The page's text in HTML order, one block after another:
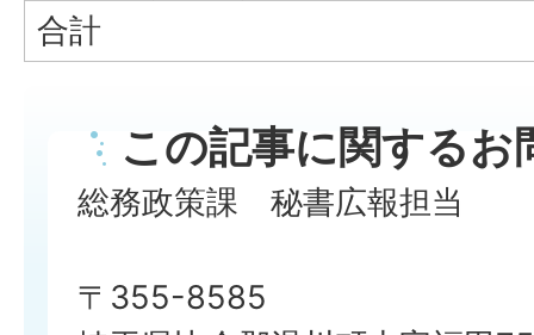
合計
この記事に関するお
総務政策課 秘書広報担当
〒355-8585